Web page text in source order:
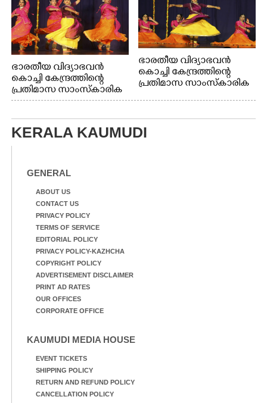
ഭാരതീയ വിദ്യാഭവൻ
കൊച്ചി കേന്ദ്രത്തിന്റെ
പ്രതിമാസ സാംസ്കാരിക
പരിപാടിയുടെ ഭാഗമായി
പട്ടേൽ സഭാഗൃഹത്തിൽ
എം. അക്ഷതയുടെ
അവതരിപ്പിച്ച ലയ നമൻ
ഭാരതീയ വിദ്യാഭവൻ
കൊച്ചി കേന്ദ്രത്തിന്റെ
പ്രതിമാസ സാംസ്കാരിക
വിദ്യാഭവൻ സർദാർ
പട്ടേൽ സഭാഗൃഹത്തിൽ
എം. അക്ഷതയുടെ
KERALA KAUMUDI
GENERAL
ABOUT US
CONTACT US
PRIVACY POLICY
TERMS OF SERVICE
EDITORIAL POLICY
PRIVACY POLICY-KAZHCHA
COPYRIGHT POLICY
ADVERTISEMENT DISCLAIMER
PRINT AD RATES
OUR OFFICES
CORPORATE OFFICE
KAUMUDI MEDIA HOUSE
EVENT TICKETS
SHIPPING POLICY
RETURN AND REFUND POLICY
CANCELLATION POLICY